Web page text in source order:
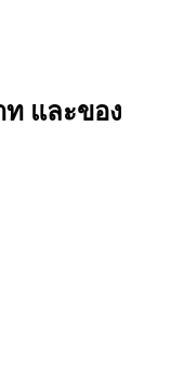
ท และของ